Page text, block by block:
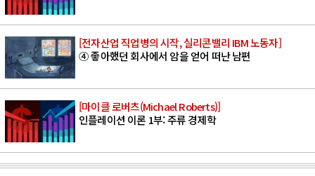
[전자산업 직업병의 시작, 실리콘밸리 IBM 노동자]
④ 좋아했던 회사에서 암을 얻어 떠난 남편
[마이클 로버츠(Michael Roberts)]
인플레이션 이론 1부: 주류 경제학